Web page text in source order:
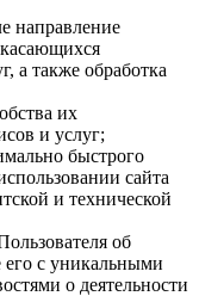
направление
а также обработка
их
и услуг;
быстрого
сайта
и технической
об
с уникальными
о деятельности